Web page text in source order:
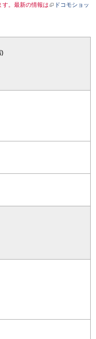
す。最新の情報は
ドコモショッ
)